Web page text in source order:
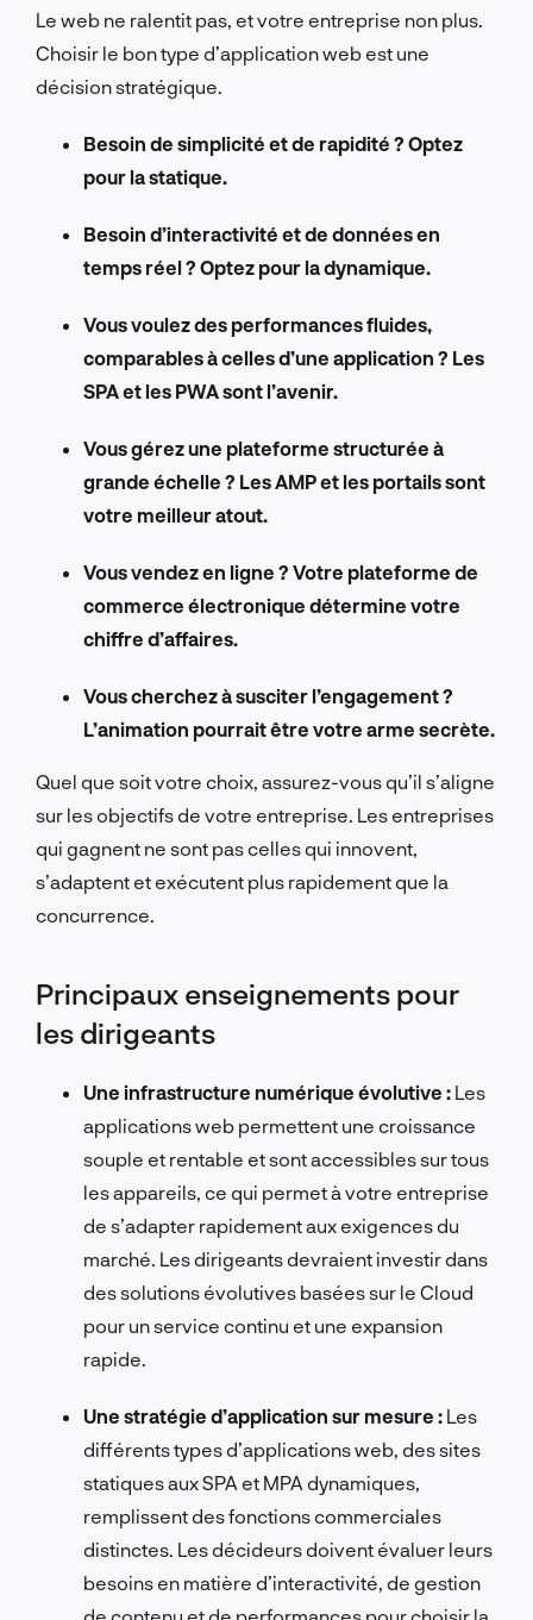
Le web ne ralentit pas, et votre entreprise non plus.
Choisir le bon type d’application web est une
décision stratégique.
Besoin de simplicité et de rapidité ? Optez
pour la statique.
Besoin d’interactivité et de données en
temps réel ? Optez pour la dynamique.
Vous voulez des performances fluides,
comparables à celles d’une application ? Les
SPA et les PWA sont l’avenir.
Vous gérez une plateforme structurée à
grande échelle ? Les AMP et les portails sont
votre meilleur atout.
Vous vendez en ligne ? Votre plateforme de
commerce électronique détermine votre
chiffre d’affaires.
Vous cherchez à susciter l’engagement ?
L’animation pourrait être votre arme secrète.
Quel que soit votre choix, assurez-vous qu’il s’aligne
sur les objectifs de votre entreprise. Les entreprises
qui gagnent ne sont pas celles qui innovent,
s’adaptent et exécutent plus rapidement que la
concurrence.
Principaux enseignements pour
les dirigeants
Une infrastructure numérique évolutive : Les
applications web permettent une croissance
souple et rentable et sont accessibles sur tous
les appareils, ce qui permet à votre entreprise
de s’adapter rapidement aux exigences du
marché. Les dirigeants devraient investir dans
des solutions évolutives basées sur le Cloud
pour un service continu et une expansion
rapide.
Une stratégie d’application sur mesure : Les
différents types d’applications web, des sites
statiques aux SPA et MPA dynamiques,
remplissent des fonctions commerciales
distinctes. Les décideurs doivent évaluer leurs
besoins en matière d’interactivité, de gestion
de contenu et de performances pour choisir la